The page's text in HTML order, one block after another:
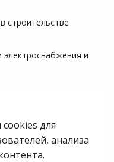
строительстве
электроснабжения и
промышленного и
для
анализа